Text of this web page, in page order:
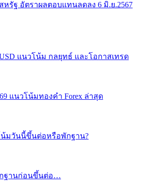
รัฐ อัตราผลตอบแทนลดลง 6 มิ.ย.2567
แนวโน้ม กลยุทธ์ และโอกาสเทรด
แนวโน้มทองคำ Forex ล่าสุด
น้มวันนี้ขึ้นต่อหรือพักฐาน?
กฐานก่อนขึ้นต่อ…